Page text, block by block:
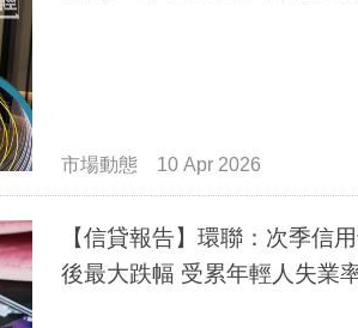
市場動態 10 Apr 2026
【信貸報告】環聯：次季信
後最大跌幅 受累年輕人失業